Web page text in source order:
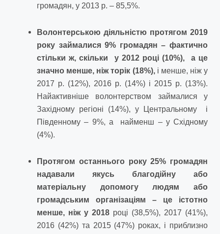
громадян, у 2013 р. – 85,5%.
Волонтерською діяльністю протягом 2019
року займалися 9% громадян – фактично
стільки ж, скільки у 2012 році (10%), а це
значно менше, ніж торік (18%),і менше, ніж у
2017 р. (12%), 2016 р. (14%) і 2015 р. (13%).
Найактивніше волонтерством займалися у
Західному регіоні (14%), у Центральному і
Південному – 9%, а найменш – у Східному
(4%).
Протягом останнього року 25% громадян
надавали якусь благодійну або
матеріальну допомогу людям або
громадським організаціям – це істотно
менше, ніж у 2018 році (38,5%), 2017 (41%),
2016 (42%) та 2015 (47%) роках, і приблизно